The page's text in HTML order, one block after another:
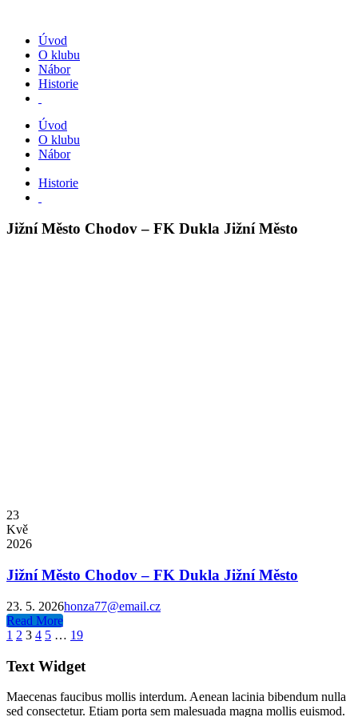
Úvod
O klubu
Nábor
Historie
Úvod
O klubu
Nábor
Historie
Jižní Město Chodov – FK Dukla Jižní Město
23
Kvě
2026
Jižní Město Chodov – FK Dukla Jižní Město
23. 5. 2026honza77@email.cz
Read More
1 2 3 4 5 … 19
Text Widget
Maecenas faucibus mollis interdum. Aenean lacinia bibendum nulla
sed consectetur. Etiam porta sem malesuada magna mollis euismod.